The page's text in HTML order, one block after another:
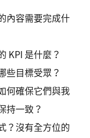
內容需要完成什
KPI 是什麼？
些目標受眾？
何確保它們與我
持一致？
？沒有全方位的